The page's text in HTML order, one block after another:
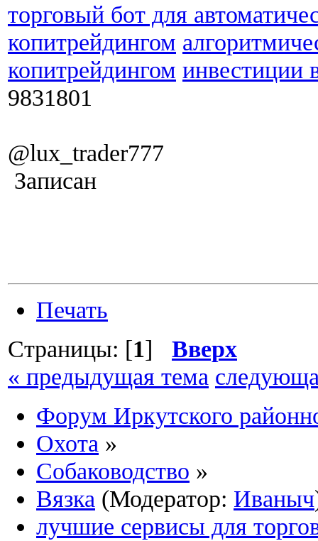
торговый бот для
копитрейдингом
копитрейдингом инвестиции
9831801
@lux_trader777
Записан
Печать
Страницы: [1] Вверх
« предыдущая тема
Форум Иркутского
Охота »
Собаководство »
Вязка (Модератор: Иваныч
лучшие сервисы для